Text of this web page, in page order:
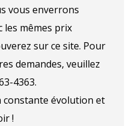
vous enverrons
les mêmes prix
sur ce site. Pour
demandes, veuillez
4363.
constante évolution et
!